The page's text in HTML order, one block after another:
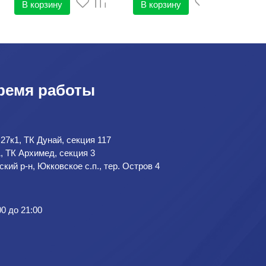
В корзину В корзину
работы
ТК Дунай, секция 117
ТК Архимед, секция 3
р-н, Юкковское с.п., тер. Остров 4
до 21:00